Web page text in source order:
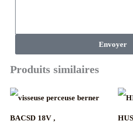
Envoyer
Produits similaires